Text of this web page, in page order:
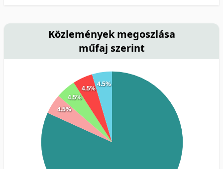
Közlemények megoszlása
műfaj szerint
4.5%
4.5%
4.5%
4.5%